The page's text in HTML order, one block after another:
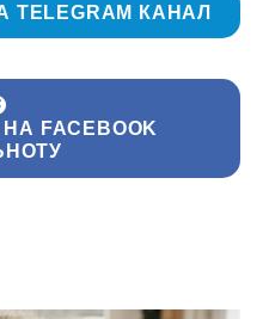
КАНАЛ
FACEBOOK